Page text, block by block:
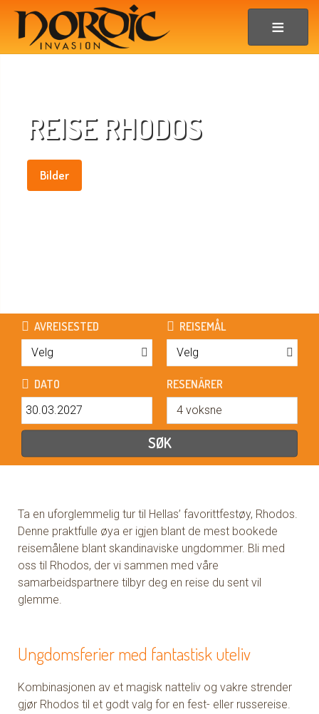
REISE RHODOS
Bilder
Ta en uforglemmelig tur til Hellas’ favorittfestøy, Rhodos.
Denne praktfulle øya er igjen blant de mest bookede
reisemålene blant skandinaviske ungdommer. Bli med
oss til Rhodos, der vi sammen med våre
samarbeidspartnere tilbyr deg en reise du sent vil
glemme.
Ungdomsferier med fantastisk uteliv
Kombinasjonen av et magisk natteliv og vakre strender
gjør Rhodos til et godt valg for en fest- eller russereise.